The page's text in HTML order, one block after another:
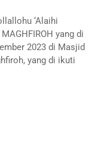
‘Alaihi
yang di
2023 di Masjid
yang di ikuti